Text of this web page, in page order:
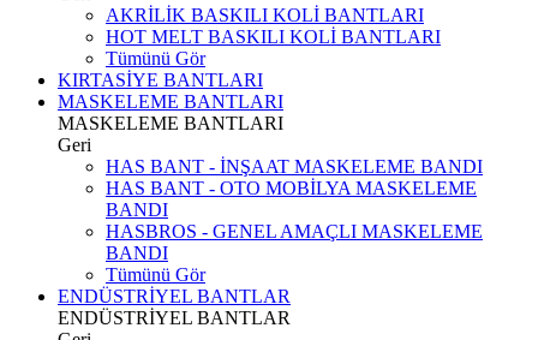
AKRİLİK BASKILI KOLİ BANTLARI
HOT MELT BASKILI KOLİ BANTLARI
Tümünü Gör
KIRTASİYE BANTLARI
MASKELEME BANTLARI
MASKELEME BANTLARI
Geri
HAS BANT - İNŞAAT MASKELEME BANDI
HAS BANT - OTO MOBİLYA MASKELEME
BANDI
HASBROS - GENEL AMAÇLI MASKELEME
BANDI
Tümünü Gör
ENDÜSTRİYEL BANTLAR
ENDÜSTRİYEL BANTLAR